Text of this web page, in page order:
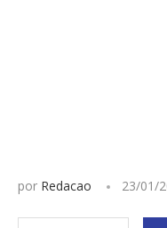
por Redacao 23/01/